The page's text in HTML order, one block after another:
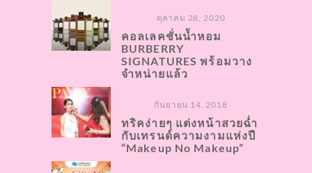
ตุลาคม 28, 2020
คอลเลคชั่นน้ำหอม
BURBERRY
SIGNATURES พร้อมวาง
จำหน่ายแล้ว
กันยายน 14, 2018
ทริคง่ายๆ แต่งหน้าสวยฉ่ำ
กับเทรนด์ความงามแห่งปี
“Makeup No Makeup”